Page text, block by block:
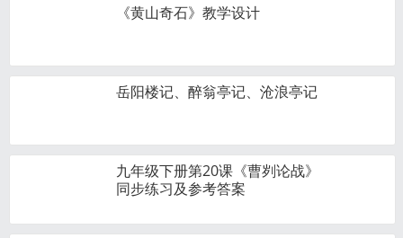
《黄山奇石》教学设计
岳阳楼记、醉翁亭记、沧浪亭记
九年级下册第20课《曹刿论战》
同步练习及参考答案